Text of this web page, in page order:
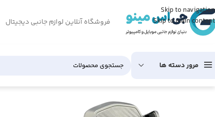
Skip to navigation
Skip to main content
فروشگاه آنلاین لوازم جانبی دیجیتال
مرور دسته ها